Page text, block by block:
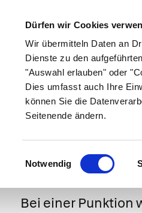
Dürfen wir Cookies
Wir übermitteln Daten an
Dienste zu den
"Auswahl erlauben" oder
Dies umfasst auch Ihre
können Sie die
Seitenende ändern.
Einwilligungsauswahl
Notwendig
Symptome Therapie
Bei einer Punktion